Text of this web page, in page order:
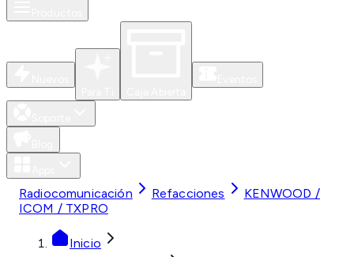
Radiocomunicación Refacciones
KENWOOD /
ICOM / TXPRO
Inicio